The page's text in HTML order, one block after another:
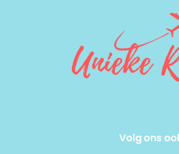
Volg ons